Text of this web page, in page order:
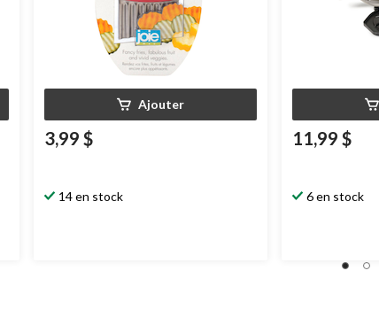
Ajouter
3,99 $
14 en stock
11,99 $
6 en stock